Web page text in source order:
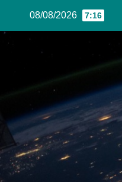
08/08/2026 7:16